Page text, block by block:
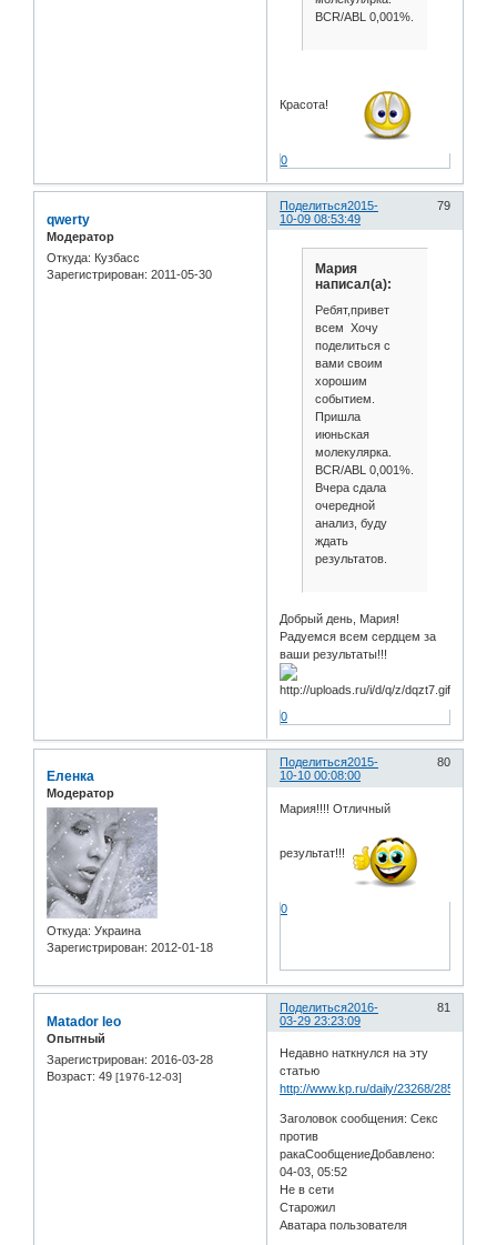
BCR/ABL 0,001%.
Красота!
0
Поделиться 79
2015-
10-09 08:53:49
qwerty
Модератор
Откуда: Кузбасс
Зарегистрирован: 2011-05-30
Мария
написал(а):
Ребят,привет
всем Хочу
поделиться с
вами своим
хорошим
событием.
Пришла
июньская
молекулярка.
BCR/ABL 0,001%.
Вчера сдала
очередной
анализ, буду
ждать
результатов.
Добрый день, Мария!
Радуемся всем сердцем за
ваши результаты!!!
0
Поделиться 80
2015-
10-10 00:08:00
Еленка
Модератор
Откуда: Украина
Зарегистрирован: 2012-01-18
Мария!!!! Отличный
результат!!!
0
Поделиться 81
2016-
03-29 23:23:09
Matador leo
Опытный
Зарегистрирован: 2016-03-28
Возраст: 49 [1976-12-03]
Недавно наткнулся на эту
статью
http://www.kp.ru/daily/23268/28528/
Заголовок сообщения: Секс
против
ракаСообщениеДобавлено:
04-03, 05:52
Не в сети
Старожил
Аватара пользователя